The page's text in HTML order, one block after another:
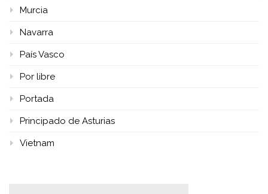
Murcia
Navarra
País Vasco
Por libre
Portada
Principado de Asturias
Vietnam